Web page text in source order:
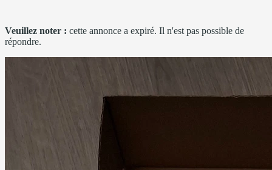
Veuillez noter : cette annonce a expiré. Il n'est pas possible de
répondre.